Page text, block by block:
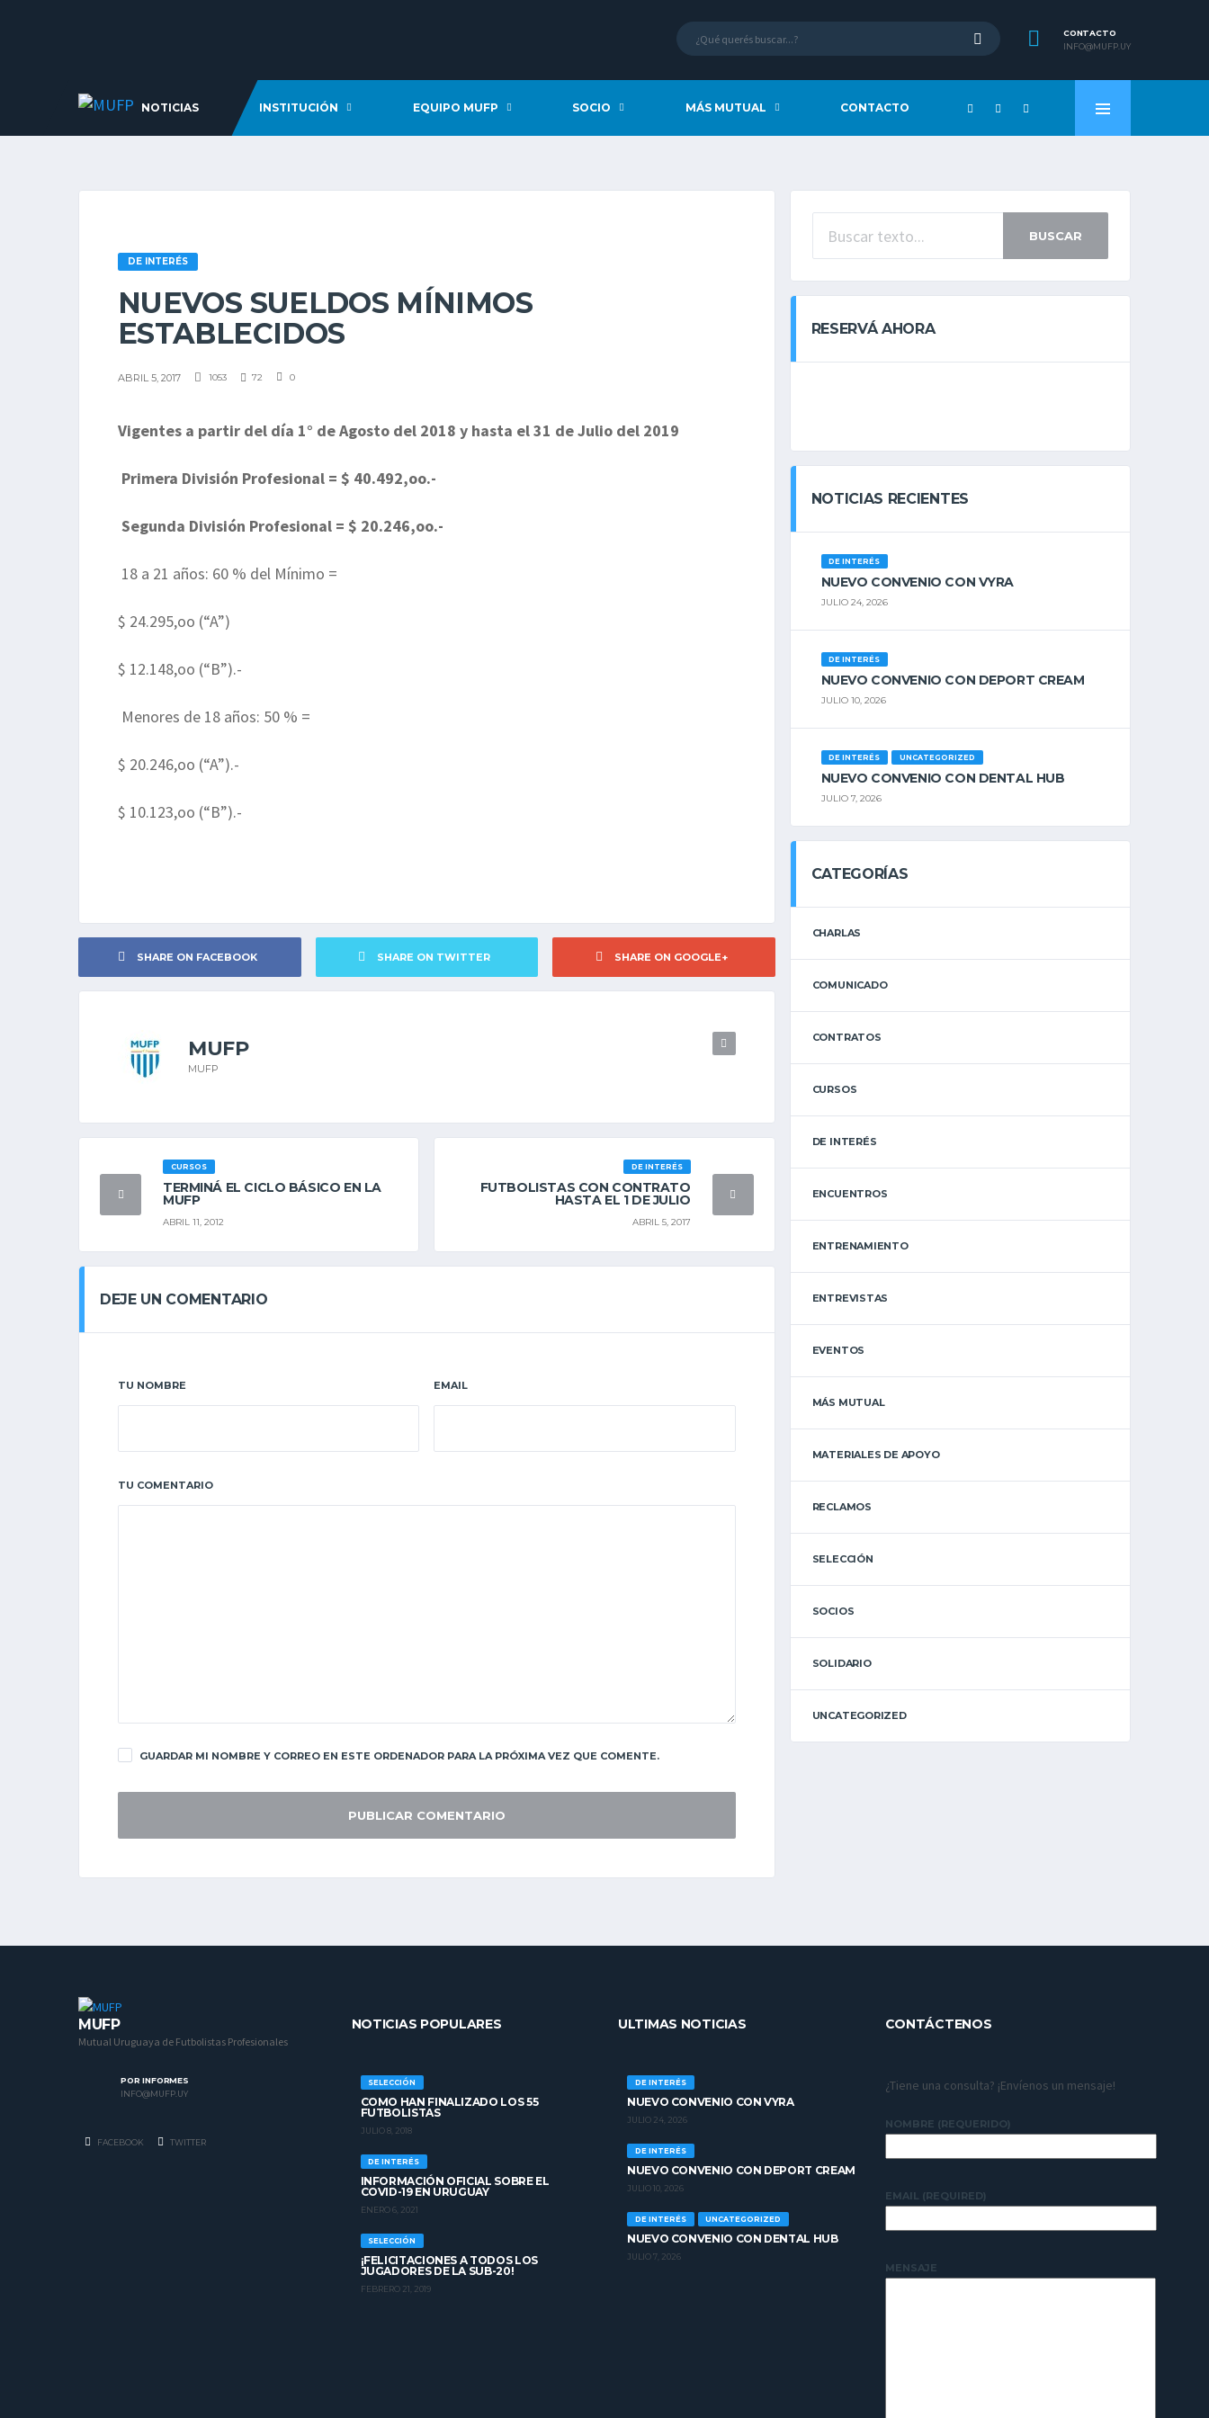
CONTACTO
INFO@MUFP.UY
NOTICIAS INSTITUCIÓN EQUIPO MUFP SOCIO MÁS MUTUAL CONTACTO
DE INTERÉS
NUEVOS SUELDOS MÍNIMOS
ESTABLECIDOS
ABRIL 5, 2017 1053 72 0
Vigentes a partir del día 1° de Agosto del 2018 y hasta el 31 de Julio del 2019
Primera División Profesional = $ 40.492,oo.-
Segunda División Profesional = $ 20.246,oo.-
18 a 21 años: 60 % del Mínimo =
$ 24.295,oo (“A”)
$ 12.148,oo (“B”).-
Menores de 18 años: 50 % =
$ 20.246,oo (“A”).-
$ 10.123,oo (“B”).-
SHARE ON FACEBOOK SHARE ON TWITTER SHARE ON GOOGLE+
MUFP
MUFP
CURSOS
TERMINÁ EL CICLO BÁSICO EN LA
MUFP
ABRIL 11, 2012
DE INTERÉS
FUTBOLISTAS CON CONTRATO
HASTA EL 1 DE JULIO
ABRIL 5, 2017
DEJE UN COMENTARIO
TU NOMBRE EMAIL
TU COMENTARIO
GUARDAR MI NOMBRE Y CORREO EN ESTE ORDENADOR PARA LA PRÓXIMA VEZ QUE COMENTE.
BUSCAR
RESERVÁ AHORA
NOTICIAS RECIENTES
DE INTERÉS
NUEVO CONVENIO CON VYRA
JULIO 24, 2026
DE INTERÉS
NUEVO CONVENIO CON DEPORT CREAM
JULIO 10, 2026
DE INTERÉS UNCATEGORIZED
NUEVO CONVENIO CON DENTAL HUB
JULIO 7, 2026
CATEGORÍAS
CHARLAS
COMUNICADO
CONTRATOS
CURSOS
DE INTERÉS
ENCUENTROS
ENTRENAMIENTO
ENTREVISTAS
EVENTOS
MÁS MUTUAL
MATERIALES DE APOYO
RECLAMOS
SELECCIÓN
SOCIOS
SOLIDARIO
UNCATEGORIZED
MUFP
Mutual Uruguaya de Futbolistas Profesionales
POR INFORMES
INFO@MUFP.UY
FACEBOOK TWITTER
NOTICIAS POPULARES
SELECCIÓN
COMO HAN FINALIZADO LOS 55
FUTBOLISTAS
JULIO 8, 2018
DE INTERÉS
INFORMACIÓN OFICIAL SOBRE EL
COVID-19 EN URUGUAY
ENERO 6, 2021
SELECCIÓN
¡FELICITACIONES A TODOS LOS
JUGADORES DE LA SUB-20!
FEBRERO 21, 2019
ULTIMAS NOTICIAS
DE INTERÉS
NUEVO CONVENIO CON VYRA
JULIO 24, 2026
DE INTERÉS
NUEVO CONVENIO CON DEPORT CREAM
JULIO 10, 2026
DE INTERÉS UNCATEGORIZED
NUEVO CONVENIO CON DENTAL HUB
JULIO 7, 2026
CONTÁCTENOS
¿Tiene una consulta? ¡Envíenos un mensaje!
NOMBRE (REQUERIDO)
EMAIL (REQUIRED)
MENSAJE